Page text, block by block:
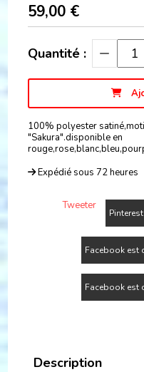
59,00 €
Quantité :
100% polyester
"Sakura".disponible en
Expédié sous 72 heures
Tweeter
Facebook est
Facebook est
Description